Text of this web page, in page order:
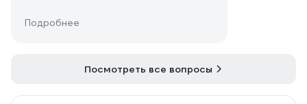
Подробнее
Посмотреть все вопросы